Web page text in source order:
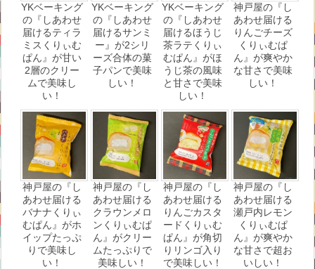
YKベーキング
の『しあわせ
届けるティラ
ミスくりぃむ
ぱん』が甘い
2層のクリー
ムで美味し
い！
YKベーキング
の『しあわせ
届けるサンミ
ー』が2シリ
ーズ合体の菓
子パンで美味
しい！
YKベーキング
の『しあわせ
届けるほうじ
茶ラテくりぃ
むぱん』がほ
うじ茶の風味
と甘さで美味
しい！
神戸屋の『し
あわせ届ける
りんごチーズ
くりぃむぱ
ん』が爽やか
な甘さで美味
しい！
神戸屋の『し
あわせ届ける
バナナくりぃ
むぱん』がホ
イップたっぷ
りで美味し
い！
神戸屋の『し
あわせ届ける
クラウンメロ
ンくりぃむぱ
ん』がクリー
ムたっぷりで
美味しい！
神戸屋の『し
あわせ届ける
りんごカスタ
ードくりぃむ
ぱん』が角切
りリンゴ入り
で美味しい！
神戸屋の『し
あわせ届ける
瀬戸内レモン
くりぃむぱ
ん』が爽やか
な甘さで超お
いしい！